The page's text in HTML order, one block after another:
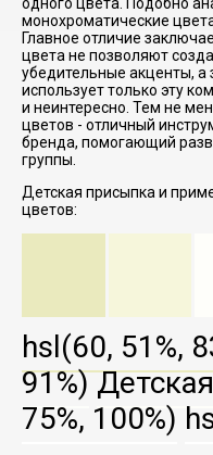
одного цвета. Подобно
монохроматические
Главное отличие
цвета не позволяют
убедительные акценты, а
использует только эту
и неинтересно. Тем не
цветов - отличный
бренда, помогающий
группы.
Детская присыпка и
цветов:
hsl(60, 51%,
91%)
75%, 100%)